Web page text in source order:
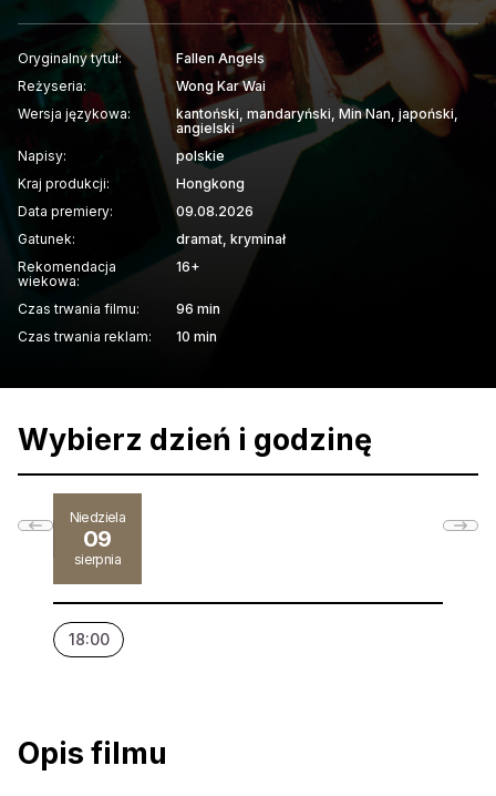
Oryginalny tytuł:
Fallen Angels
Reżyseria:
Wong Kar Wai
Wersja językowa:
kantoński, mandaryński, Min Nan, japoński,
angielski
Napisy:
polskie
Kraj produkcji:
Hongkong
Data premiery:
09.08.2026
Gatunek:
dramat, kryminał
Rekomendacja
wiekowa:
16+
Czas trwania filmu:
96 min
Czas trwania reklam:
10 min
Wybierz dzień i godzinę
Niedziela
09
sierpnia
18:00
Opis filmu